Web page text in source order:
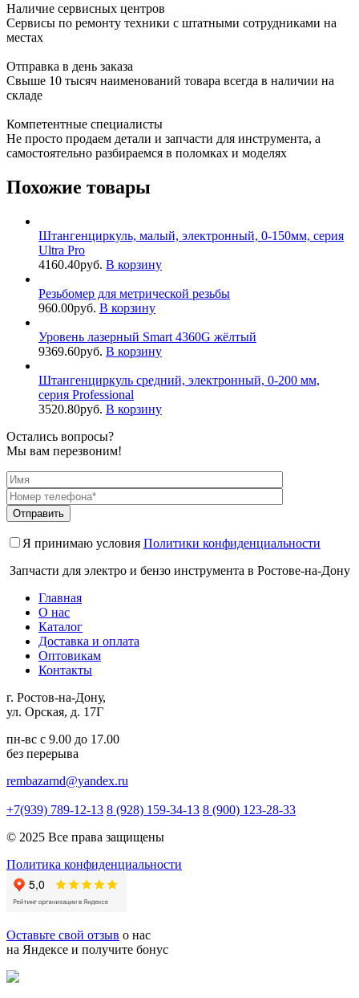
Наличие сервисных центров
Сервисы по ремонту техники с штатными сотрудниками на
местах
Отправка в день заказа
Свыше 10 тысяч наименований товара всегда в наличии на
складе
Компетентные специалисты
Не просто продаем детали и запчасти для инструмента, а
самостоятельно разбираемся в поломках и моделях
Похожие товары
Штангенциркуль, малый, электронный, 0-150мм, серия
Ultra Pro
4160.40руб. В корзину
Резьбомер для метрической резьбы
960.00руб. В корзину
Уровень лазерный Smart 4360G жёлтый
9369.60руб. В корзину
Штангенциркуль средний, электронный, 0-200 мм,
серия Professional
3520.80руб. В корзину
Остались вопросы?
Мы вам перезвоним!
Я принимаю условия Политики конфиденциальности
Запчасти для электро и бензо инструмента в Ростове-на-Дону
Главная
О нас
Каталог
Доставка и оплата
Оптовикам
Контакты
г. Ростов-на-Дону,
ул. Орская, д. 17Г
пн-вс с 9.00 до 17.00
без перерыва
rembazarnd@yandex.ru
+7(939) 789-12-13 8 (928) 159-34-13 8 (900) 123-28-33
© 2025 Все права защищены
Политика конфиденциальности
Оставьте свой отзыв о нас
на Яндексе и получите бонус